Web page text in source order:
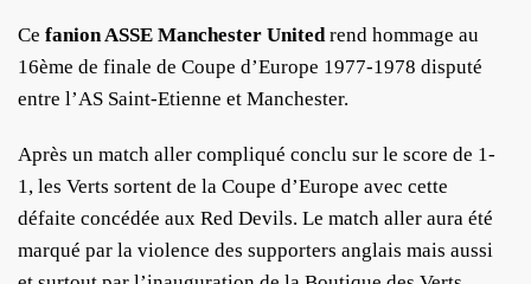
Ce fanion ASSE Manchester Unitedrend hommage au
16ème de finale de Coupe d’Europe 1977-1978 disputé
entre l’AS Saint-Etienne et Manchester.
Après un match aller compliqué conclu sur le score de 1-
1, les Verts sortent de la Coupe d’Europe avec cette
défaite concédée aux Red Devils. Le match aller aura été
marqué par la violence des supporters anglais mais aussi